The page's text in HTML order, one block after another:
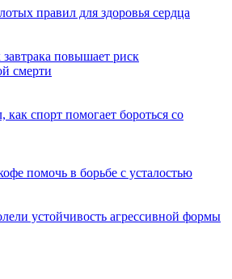
правил для здоровья сердца
повышает риск
смерти
как спорт помогает бороться со
помочь в борьбе с усталостью
устойчивость агрессивной формы